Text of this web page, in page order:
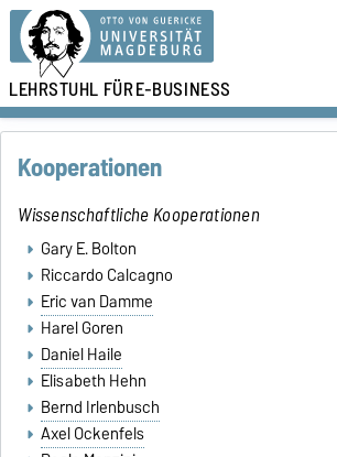
LEHRSTUHL FÜRE-BUSINESS
Kooperationen
Wissenschaftliche Kooperationen
Gary E. Bolton
Riccardo Calcagno
Eric van Damme
Harel Goren
Daniel Haile
Elisabeth Hehn
Bernd Irlenbusch
Axel Ockenfels